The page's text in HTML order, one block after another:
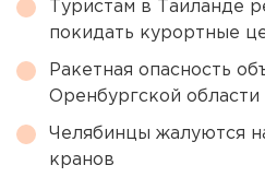
Туристам в Таиланде
покидать курортные
Ракетная опасность
Оренбургской
Челябинцы жалуются
кранов